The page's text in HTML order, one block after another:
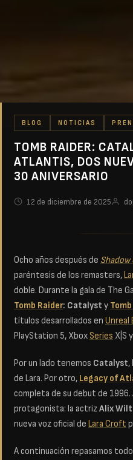
BLOG NOTICIAS
TOMB RAIDER:
ATLANTIS, DOS
30 ANIVERSARIO
12 de diciembre de 2025
Ocho años después de Shadow
paréntesis de los remasters,
doble. Durante la gala de The
Tomb Raider: Catalyst y
títulos desarrollados en Unreal
PlayStation 5, XboxSeries X|S
Por un lado tenemos Catalyst,
de Lara. Por otro, Legacy of
completa de su debut de
protagonista: la actrizAlix
nueva voz oficial de Lara Croft
A continuación repasamos